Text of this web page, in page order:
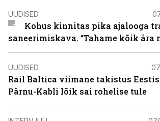
UUDISED
Kohus kinnitas pika ajalooga
saneerimiskava. “Tahame kõik ära
UUDISED
Rail Baltica viimane takistus
Pärnu-Kabli lõik sai rohelise tule